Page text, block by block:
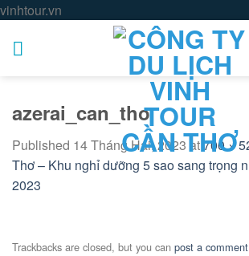
vinhtour.vn
azerai_can_tho
Published 14 Tháng Hai, 2023 at 700 ×
Thơ – Khu nghỉ dưỡng 5 sao sang trọng
2023
Trackbacks are closed, but you can post a comment